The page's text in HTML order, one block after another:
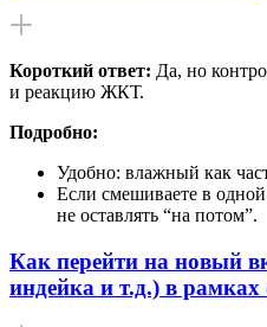
Короткий ответ: Да, но
и реакцию ЖКТ.
Подробно:
Удобно: влажный как
Если смешиваете в
не оставлять “на потом”.
Как перейти на новый
индейка и т.д.) в